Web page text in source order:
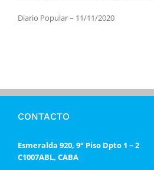
Diario Popular – 11/11/2020
CONTACTO
Esmeralda 920, 9° Piso Dpto 1 – 2
C1007ABL, CABA